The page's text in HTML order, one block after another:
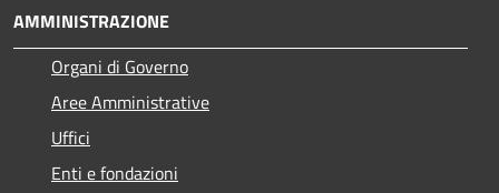
AMMINISTRAZIONE
Organi di Governo
Aree Amministrative
Uffici
Enti e fondazioni